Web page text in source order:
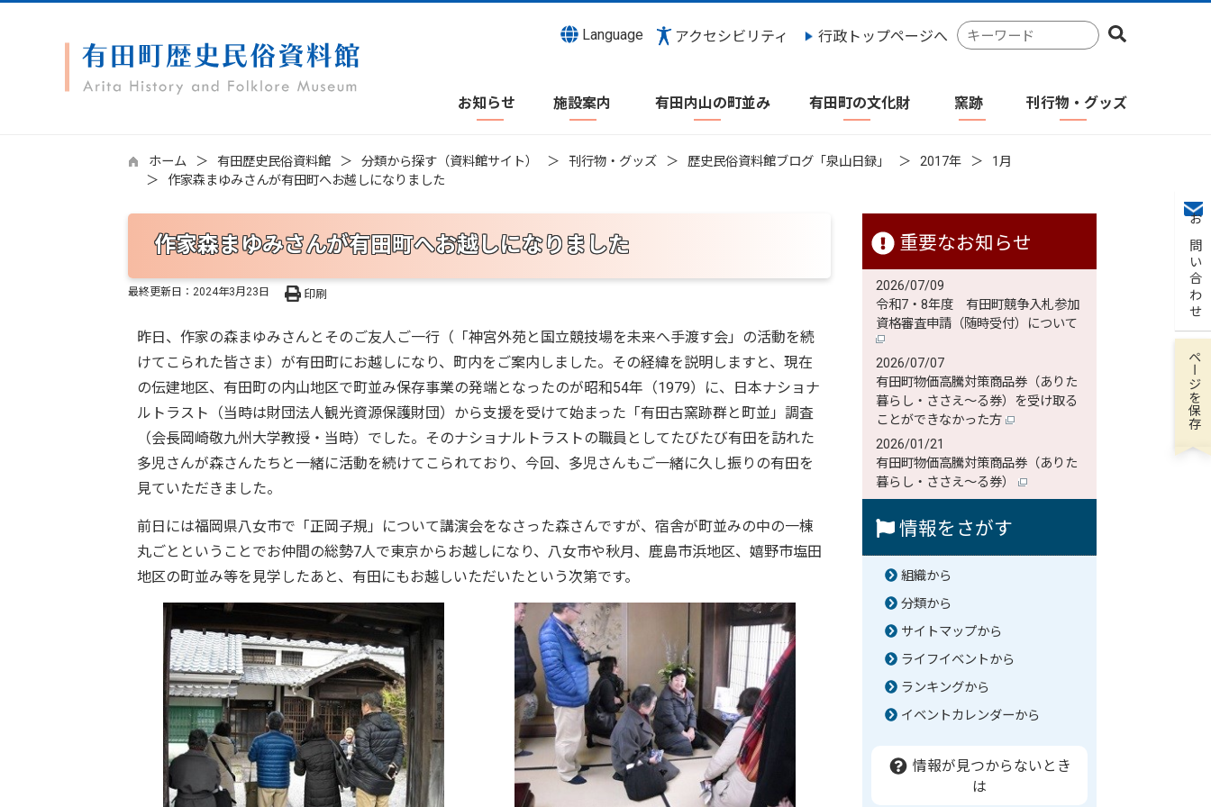
Language アクセシビリティ 行政トップページへ
検
索
ワ
お知らせ 施設案内 有田内山の町並み 有田町の文化財 窯跡 刊行物・グッズ
お問い合わせ
ホーム 有田歴史民俗資料館 分類から探す（資料館サイト） 刊行物・グッズ 歴史民俗資料館ブログ「泉山日録」 2017年
1月
作家森まゆみさんが有田町へお越しになりました
作家森まゆみさんが有田町へお越しになりました
最終更新日： 2024年3月23日 印刷
昨日、作家の森まゆみさんとそのご友人ご一行（「神宮外苑と国立競技場を未来へ手渡す会」の活動を続
けてこられた皆さま）が有田町にお越しになり、町内をご案内しました。その経緯を説明しますと、現在
の伝建地区、有田町の内山地区で町並み保存事業の発端となったのが昭和54年（1979）に、日本ナショナ
ルトラスト（当時は財団法人観光資源保護財団）から支援を受けて始まった「有田古窯跡群と町並」調査
（会長岡崎敬九州大学教授・当時）でした。そのナショナルトラストの職員としてたびたび有田を訪れた
多児さんが森さんたちと一緒に活動を続けてこられており、今回、多児さんもご一緒に久し振りの有田を
見ていただきました。
前日には福岡県八女市で「正岡子規」について講演会をなさった森さんですが、宿舎が町並みの中の一棟
丸ごとということでお仲間の総勢7人で東京からお越しになり、八女市や秋月、鹿島市浜地区、嬉野市塩田
地区の町並み等を見学したあと、有田にもお越しいただいたという次第です。
重要なお知らせ
2026/07/09
令和7・8年度 有田町競争入札参加
資格審査申請（随時受付）について
2026/07/07
有田町物価高騰対策商品券（ありた
暮らし・ささえ～る券）を受け取る
ことができなかった方
2026/01/21
有田町物価高騰対策商品券（ありた
暮らし・ささえ～る券）
情報をさがす
組織から
分類から
サイトマップから
ライフイベントから
ランキングから
イベントカレンダーから
情報が見つからないとき
は
ページを保存